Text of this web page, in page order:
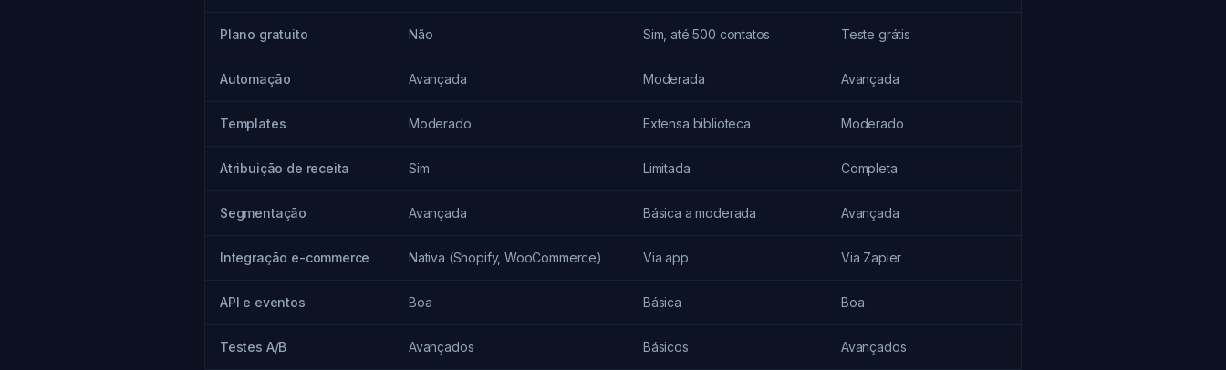
Plano gratuito Não Sim, até 500 contatos Teste grátis
Automação Avançada Moderada Avançada
Templates Moderado Extensa biblioteca Moderado
Atribuição de receita Sim Limitada Completa
Segmentação Avançada Básica a moderada Avançada
Integração e-commerce Nativa (Shopify, WooCommerce) Via app Via Zapier
API e eventos Boa Básica Boa
Testes A/B Avançados Básicos Avançados